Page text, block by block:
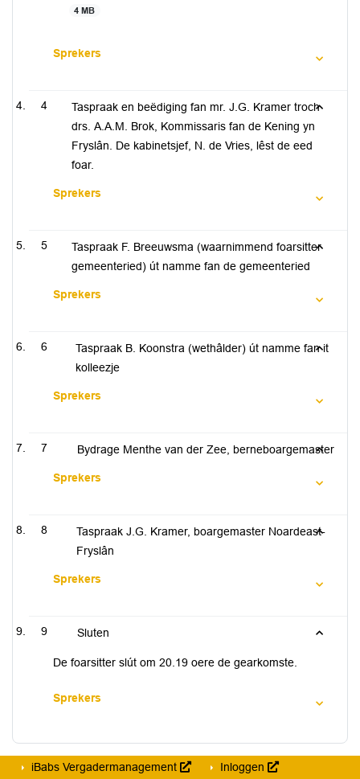
4 MB
Sprekers
4
Taspraak en beëdiging fan mr. J.G. Kramer troch
drs. A.A.M. Brok, Kommissaris fan de Kening yn
Fryslân. De kabinetsjef, N. de Vries, lêst de eed
foar.
Sprekers
5
Taspraak F. Breeuwsma (waarnimmend foarsitter
gemeenteried) út namme fan de gemeenteried
Sprekers
6
Taspraak B. Koonstra (wethâlder) út namme fan it
kolleezje
Sprekers
7 Bydrage Menthe van der Zee, berneboargemaster
Sprekers
8
Taspraak J.G. Kramer, boargemaster Noardeast-
Fryslân
Sprekers
9 Sluten
De foarsitter slút om 20.19 oere de gearkomste.
Sprekers
iBabs Vergadermanagement Inloggen